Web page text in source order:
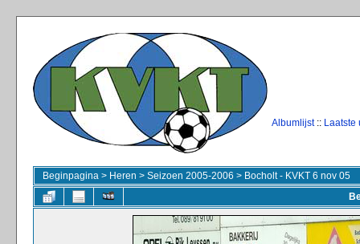
Albumlijst:: Laatste
Beginpagina > Heren > Seizoen 2005-2006 > Bocholt - KVKT 6 nov 05